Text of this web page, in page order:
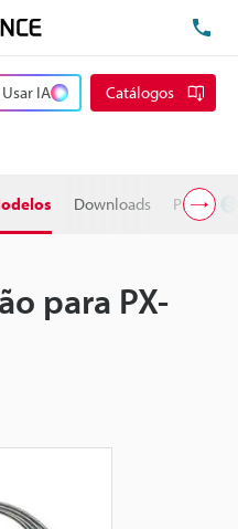
Usar IA Catálogos
Downloads Preço
para PX-